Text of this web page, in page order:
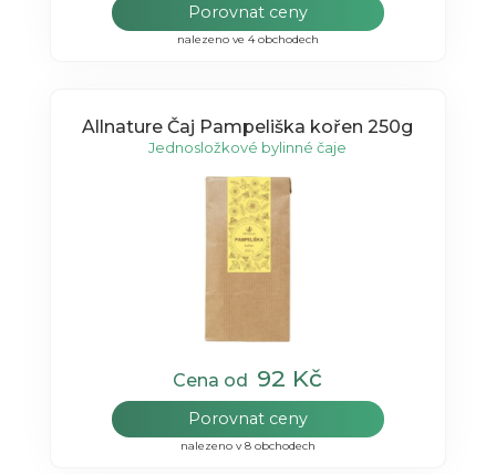
Porovnat ceny
nalezeno ve 4 obchodech
Allnature Čaj Pampeliška kořen 250g
Jednosložkové bylinné čaje
Cena od 92 Kč
Porovnat ceny
nalezeno v 8 obchodech